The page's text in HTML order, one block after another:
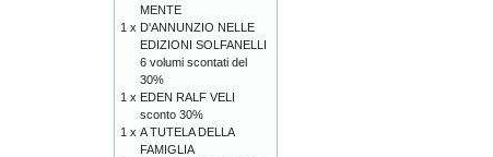
MENTE
1 x D'ANNUNZIO NELLE
EDIZIONI SOLFANELLI
6 volumi scontati del
30%
1 x EDEN RALF VELI
sconto 30%
1 x A TUTELA DELLA
FAMIGLIA